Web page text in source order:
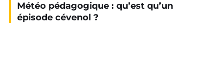
Météo pédagogique : qu’est qu’un
épisode cévenol ?